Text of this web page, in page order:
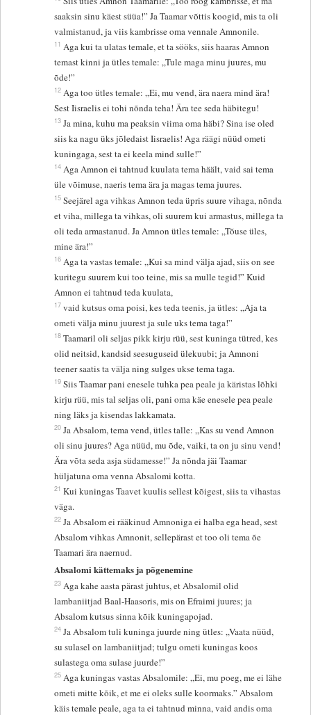
saaksin sinu käest süüa!” Ja Taamar võttis koogid, mis ta oli
valmistanud, ja viis kambrisse oma vennale Amnonile.
11 Aga kui ta ulatas temale, et ta sööks, siis haaras Amnon
temast kinni ja ütles temale: „Tule maga minu juures, mu
õde!”
12 Aga too ütles temale: „Ei, mu vend, ära naera mind ära!
Sest Iisraelis ei tohi nõnda teha! Ära tee seda häbitegu!
13 Ja mina, kuhu ma peaksin viima oma häbi? Sina ise oled
siis ka nagu üks jõledaist Iisraelis! Aga räägi nüüd ometi
kuningaga, sest ta ei keela mind sulle!”
14 Aga Amnon ei tahtnud kuulata tema häält, vaid sai tema
üle võimuse, naeris tema ära ja magas tema juures.
15 Seejärel aga vihkas Amnon teda üpris suure vihaga, nõnda
et viha, millega ta vihkas, oli suurem kui armastus, millega ta
oli teda armastanud. Ja Amnon ütles temale: „Tõuse üles,
mine ära!”
16 Aga ta vastas temale: „Kui sa mind välja ajad, siis on see
kuritegu suurem kui too teine, mis sa mulle tegid!” Kuid
Amnon ei tahtnud teda kuulata,
17 vaid kutsus oma poisi, kes teda teenis, ja ütles: „Aja ta
ometi välja minu juurest ja sule uks tema taga!”
18 Taamaril oli seljas pikk kirju rüü, sest kuninga tütred, kes
olid neitsid, kandsid seesuguseid ülekuubi; ja Amnoni
teener saatis ta välja ning sulges ukse tema taga.
19 Siis Taamar pani enesele tuhka pea peale ja käristas lõhki
kirju rüü, mis tal seljas oli, pani oma käe enesele pea peale
ning läks ja kisendas lakkamata.
20 Ja Absalom, tema vend, ütles talle: „Kas su vend Amnon
oli sinu juures? Aga nüüd, mu õde, vaiki, ta on ju sinu vend!
Ära võta seda asja südamesse!” Ja nõnda jäi Taamar
hüljatuna oma venna Absalomi kotta.
21 Kui kuningas Taavet kuulis sellest kõigest, siis ta vihastas
väga.
22 Ja Absalom ei rääkinud Amnoniga ei halba ega head, sest
Absalom vihkas Amnonit, sellepärast et too oli tema õe
Taamari ära naernud.
Absalomi kättemaks ja põgenemine
23 Aga kahe aasta pärast juhtus, et Absalomil olid
lambaniitjad Baal-Haasoris, mis on Efraimi juures; ja
Absalom kutsus sinna kõik kuningapojad.
24 Ja Absalom tuli kuninga juurde ning ütles: „Vaata nüüd,
su sulasel on lambaniitjad; tulgu ometi kuningas koos
sulastega oma sulase juurde!”
25 Aga kuningas vastas Absalomile: „Ei, mu poeg, me ei lähe
ometi mitte kõik, et me ei oleks sulle koormaks.” Absalom
käis temale peale, aga ta ei tahtnud minna, vaid andis oma